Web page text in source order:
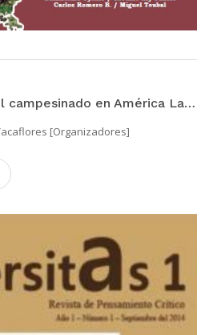
La persistencia del campesinado en América Latina
[Organizadores]